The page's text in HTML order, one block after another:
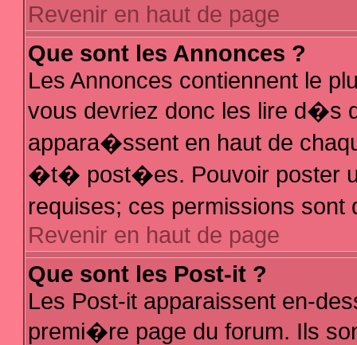
Revenir en haut de page
Que sont les Annonces ?
Les Annonces contiennent le
vous devriez donc les lire d�s
appara�ssent en haut de
�t� post�es. Pouvoir poster
requises; ces permissions
Revenir en haut de page
Que sont les Post-it ?
Les Post-it apparaissent en-
premi�re page du forum. Ils